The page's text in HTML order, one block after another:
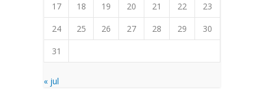
17
18 19 20 21 22
23
24
25 26 27 28 29
30
31
« jul